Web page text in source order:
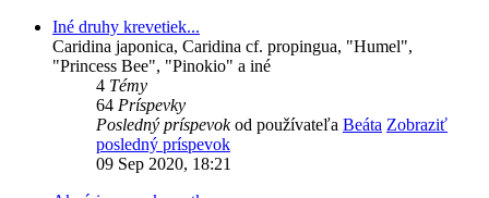
Iné druhy krevetiek...
Caridina japonica, Caridina cf. propingua, "Humel",
"Princess Bee", "Pinokio" a iné
4 Témy
64 Príspevky
Posledný príspevokod používateľa Beáta Zobraziť
posledný príspevok
09 Sep 2020, 18:21